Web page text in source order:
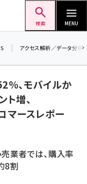
検索 MENU
アクセス解析／データ分析
％、モバイルか
増、
マースレポー
業者では、購入率
8割